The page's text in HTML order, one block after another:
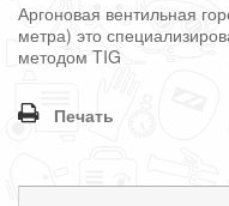
Аргоновая вентильная
метра) это
методом TIG
Печать